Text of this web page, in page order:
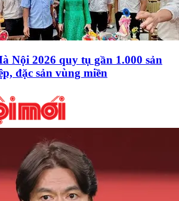
Nội 2026 quy tụ gần 1.000 sản
đặc sản vùng miền